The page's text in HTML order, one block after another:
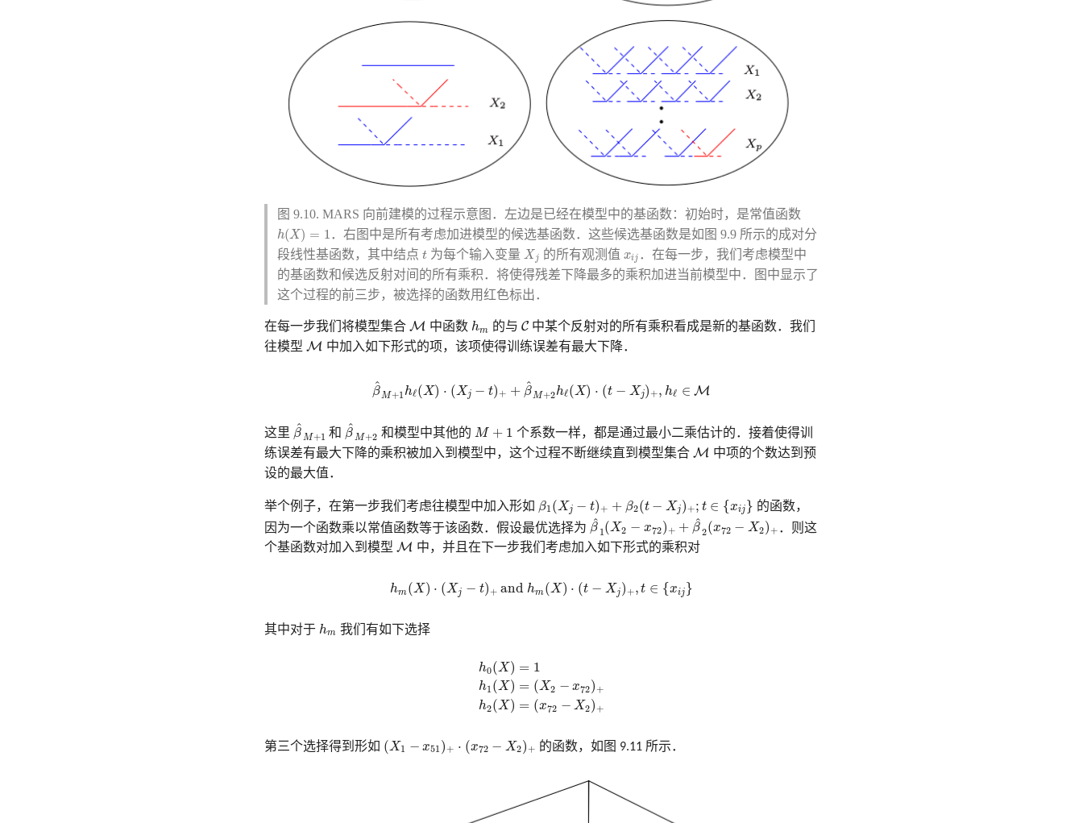
图 9.10. MARS 向前建模的过程示意图．左边是已经在模型中的基函数：初始时，是常值函数
h(X) = 1
h (X)=
．右图中是所有考虑加进模型的候选基函数．这些候选基函数是如图 9.9 所示的成对分
段线性基函数，其中结点 t
t 为每个输入变量 X j
Xj 的所有观测值 xij
xij ．在每一步，我们考虑模型中
的基函数和候选反射对间的所有乘积．将使得残差下降最多的乘积加进当前模型中．图中显示了
这个过程的前三步，被选择的函数用红色标出．
在每一步我们将模型集合 M
M
中函数 hm
h
的与 C
C
中某个反射对的所有乘积看成是新的基函数．我们
往模型 M
M
中加入如下形式的项，该项使得训练误差有最大下降．
^
βM+1hℓ(X) ⋅ (Xj − t)+ + ^
βM+2hℓ(X) ⋅ (t − Xj)+, hℓ ∈ M
β
这里 ^
βM+1
β^
和 ^
βM+2
β^
和模型中其他的 M + 1
M+ 1
个系数一样，都是通过最小二乘估计的．接着使得训
练误差有最大下降的乘积被加入到模型中，这个过程不断继续直到模型集合 M
M
中项的个数达到预
设的最大值．
举个例子，在第一步我们考虑往模型中加入形如 β1 (Xj − t)+ + β2(t − Xj)+; t ∈ {xij}
β1 ( Xj− +β t Xj +; ∈{x j
的函数，
因为一个函数乘以常值函数等于该函数．假设最优选择为 ^
β 1 (X2 − x72)+ + ^
β2(x72 − X2)+
β^ 1 72 + β ^ (x 72 X )+
．则这
个基函数对加入到模型 M
M
中，并且在下一步我们考虑加入如下形式的乘积对
hm(X) ⋅ (Xj − t)+ and hm(X) ⋅ (t − Xj)+, t ∈ {xij }
m(X Xj− and m(X) t− +,t ∈ j
其中对于 hm
h
我们有如下选择
h0(X) = 1
h1 (X) = (X2 − x72)+
h2(X) = (x72 − X2)+
h (X)=1 (X
第三个选择得到形如 (X1 − x51 )+ ⋅ (x72 − X2)+
(X1 ⋅( 72−
的函数，如图 9.11 所示．